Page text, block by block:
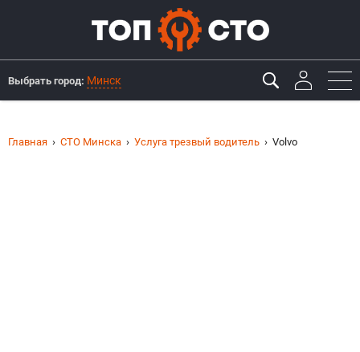
Выбрать город: Минск
Главная СТО Минска Услуга трезвый водитель Volvo